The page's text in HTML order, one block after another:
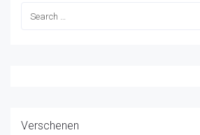
Verschenen